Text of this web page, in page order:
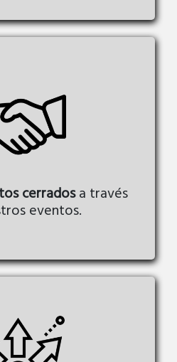
cerradosa través
eventos.